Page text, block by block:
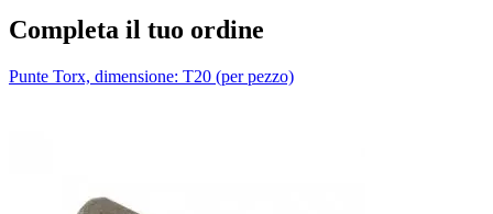
Completa il tuo ordine
Punte Torx, dimensione: T20 (per pezzo)